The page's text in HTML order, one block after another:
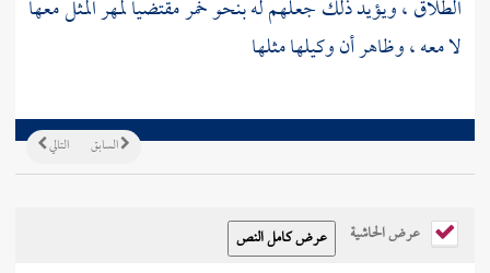
الطلاق ، ويؤيد ذلك جعلهم له بنحو خمر مقتضيا لمهر المثل معها
لا معه ، وظاهر أن وكيلها مثلها
التالي السابق
عرض الحاشية